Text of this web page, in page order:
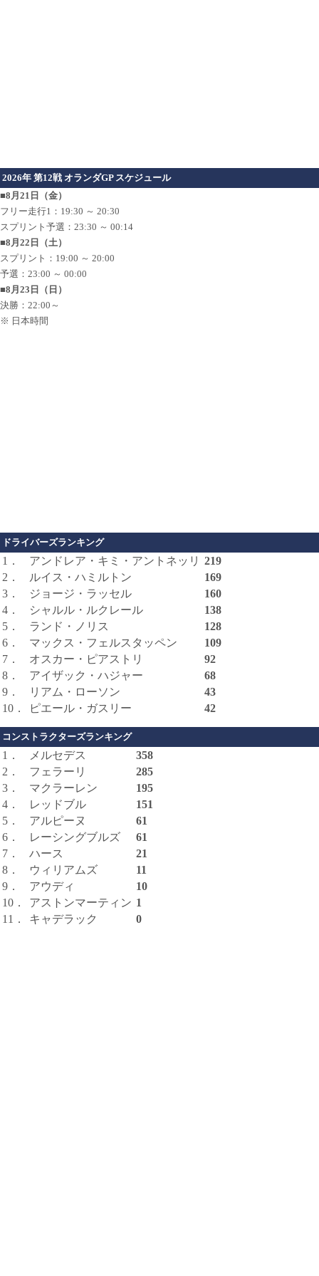
2026年 第12戦 オランダGP スケジュール
■8月21日（金）
フリー走行1：19:30 ～ 20:30
スプリント予選：23:30 ～ 00:14
■8月22日（土）
スプリント：19:00 ～ 20:00
予選：23:00 ～ 00:00
■8月23日（日）
決勝：22:00～
※ 日本時間
ドライバーズランキング
1． アンドレア・キミ・アントネッリ 219
2．
ルイス・ハミルトン
169
3．
ジョージ・ラッセル
160
4．
シャルル・ルクレール
138
5．
ランド・ノリス
128
6．
マックス・フェルスタッペン
109
7．
オスカー・ピアストリ
92
8．
アイザック・ハジャー
68
9．
リアム・ローソン
43
10．
ピエール・ガスリー 42
コンストラクターズランキング
1． メルセデス
358
2．
フェラーリ
285
3．
マクラーレン
195
4．
レッドブル
151
5．
アルピーヌ
61
6．
レーシングブルズ
61
7．
ハース
21
8．
ウィリアムズ
11
9．
アウディ
10
10．
アストンマーティン 1
11．
キャデラック 0